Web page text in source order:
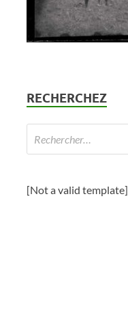
RECHERCHEZ
[Not a valid template]